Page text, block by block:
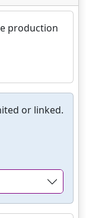
production
or linked.